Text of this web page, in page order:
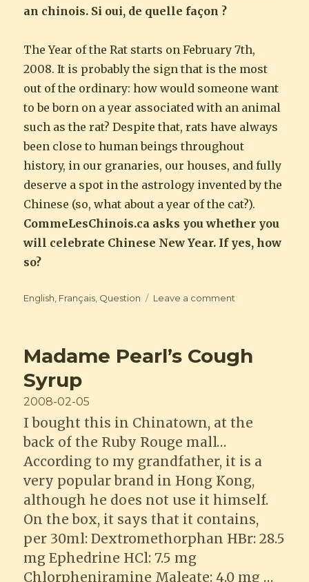
an chinois. Si oui, de quelle façon ?
The Year of the Rat starts on February 7th,
2008. It is probably the sign that is the most
out of the ordinary: how would someone want
to be born on a year associated with an animal
such as the rat? Despite that, rats have always
been close to human beings throughout
history, in our granaries, our houses, and fully
deserve a spot in the astrology invented by the
Chinese (so, what about a year of the cat?).
CommeLesChinois.ca asks you whether you
will celebrate Chinese New Year. If yes, how
so?
Categories
English Français Question Leave a comment
le
Nouvel
Madame Pearl’s Cough
Syrup
Posted
on
2008-02-05
I bought this in Chinatown, at the
back of the Ruby Rouge mall…
According to my grandfather, it is a
very popular brand in Hong Kong,
although he does not use it himself.
On the box, it says that it contains,
per 30ml: Dextromethorphan HBr: 28.5
mg Ephedrine HCl: 7.5 mg
Chlorpheniramine Maleate: 4.0 mg …